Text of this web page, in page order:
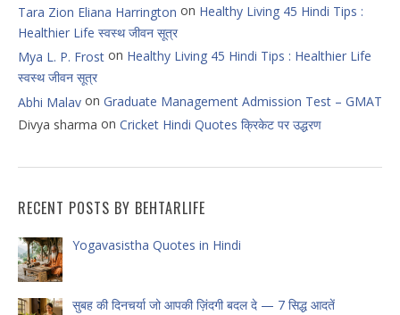
Tara Zion Eliana Harrington on Healthy Living 45 Hindi Tips :
Healthier Life स्वस्थ जीवन सूत्र
Mya L. P. Frost on Healthy Living 45 Hindi Tips : Healthier Life
स्वस्थ जीवन सूत्र
Abhi Malav on Graduate Management Admission Test – GMAT
Divya sharma on Cricket Hindi Quotes क्रिकेट पर उद्धरण
RECENT POSTS BY BEHTARLIFE
Yogavasistha Quotes in Hindi
सुबह की दिनचर्या जो आपकी ज़िंदगी बदल दे — 7 सिद्ध आदतें